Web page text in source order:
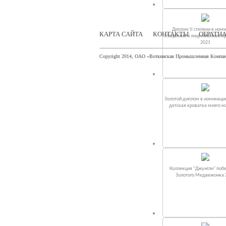
Диплом II степени в
«Лицензия и лицензионная
2021
Золотой диплом в
детская кроватка моего
Коллекция "Джунгли"
Золотого Медвежонка
КАРТА САЙТА КОНТАКТЫ
Copyright 2014, ОАО «Воткинская Промышленная